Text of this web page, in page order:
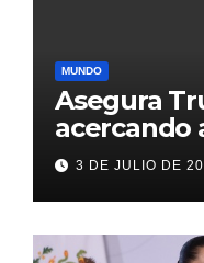
MUNDO
Asegura
acercando
3 DE JULIO DE